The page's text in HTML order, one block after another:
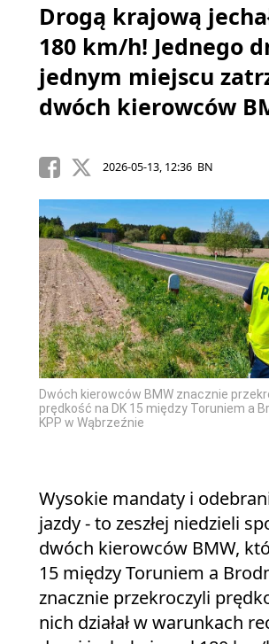
Drogą krajową
180 km/h! Jednego
jednym miejscu
dwóch kierowców
2026-05-13, 12:36 BN
Dwóch kierowców BMW znacznie
prędkość na DK 15 między Toruniem a
KPP w Wąbrzeźnie
Wysokie mandaty i
jazdy - to zeszłej niedzieli
dwóch kierowców BMW,
15 między Toruniem a
znacznie przekroczyli
nich działał w warunkach